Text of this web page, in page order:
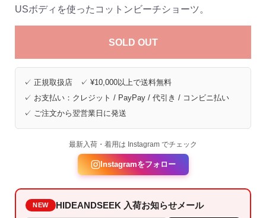
USボディを使ったコットンビーチショーツ。
SOLD OUT
✓ 正規取扱店 ✓ ¥10,000以上で送料無料
✓ お支払い：クレジット / PayPay / 代引き / コンビニ払い
✓ ご注文から翌営業日に発送
最新入荷・着用は Instagram でチェック
Instagramをフォロー
NEW HIDEANDSEEK 入荷お知らせメール